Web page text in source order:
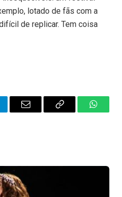
lotado de fãs com a
de replicar. Tem coisa
Email
Copy